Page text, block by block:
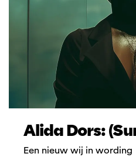
Alida Dors:
Een nieuw wij in wording